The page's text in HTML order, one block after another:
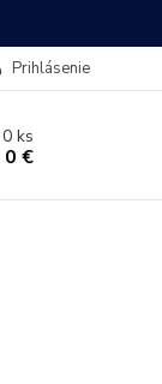
Prihlásenie
0ks
0 €